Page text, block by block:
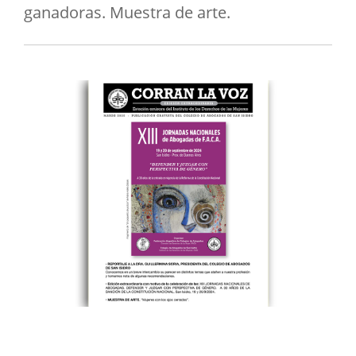
ganadoras. Muestra de arte.